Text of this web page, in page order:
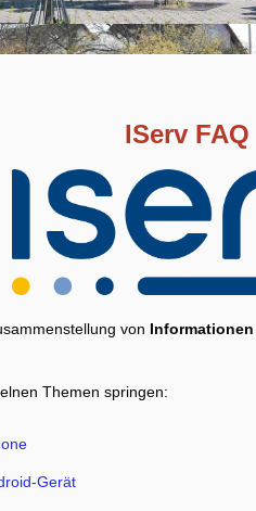
IServ FAQ
von Informationen
Themen springen:
Gerät